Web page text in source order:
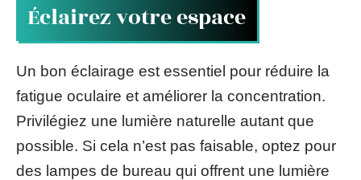
Éclairez votre espace
Un bon éclairage est essentiel pour réduire la
fatigue oculaire et améliorer la concentration.
Privilégiez une lumière naturelle autant que
possible. Si cela n’est pas faisable, optez pour
des lampes de bureau qui offrent une lumière